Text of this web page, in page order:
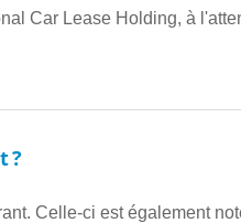
Car Lease Holding, à
?
Celle-ci est également